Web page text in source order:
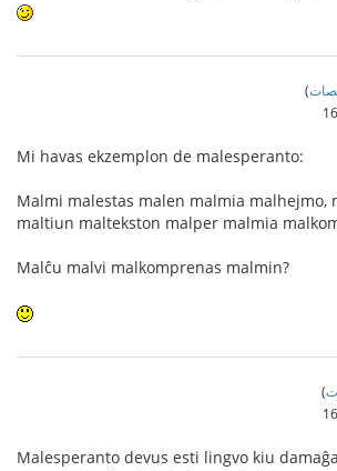
)
Mi havas ekzemplon de malesperanto:
Malmi malestas malen malmia malhejmo,
maltiun maltekston malper malmia
Malĉu malvi malkomprenas malmin?
)
Malesperanto devus esti lingvo kiu